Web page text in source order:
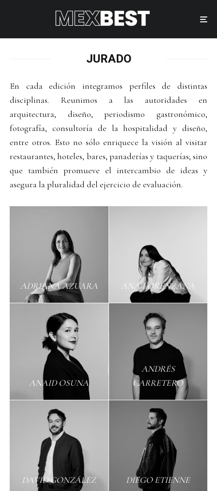
JURADO
En cada edición integramos perfiles de distintas
disciplinas. Reunimos a las autoridades en
arquitectura, diseño, periodismo gastronómico,
fotografía, consultoría de la hospitalidad y diseño,
entre otros. Esto no sólo enriquece la visión al visitar
restaurantes, hoteles, bares, panaderías y taquerías; sino
que también promueve el intercambio de ideas y
asegura la pluralidad del ejercicio de evaluación.
ADRIANA AZUARA ANA LORENZANA
ANAID OSUNA
ANDRÉS
CARRETERO
DAVID GONZÁLEZ DIEGO ETIENNE